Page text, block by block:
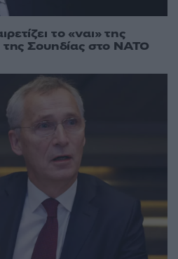
το «ναι» της
της Σουηδίας στο ΝΑΤΟ